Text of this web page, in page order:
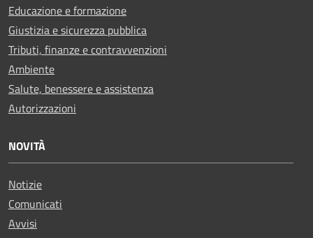
Educazione e formazione
Giustizia e sicurezza pubblica
Tributi, finanze e contravvenzioni
Ambiente
Salute, benessere e assistenza
Autorizzazioni
NOVITÀ
Notizie
Comunicati
Avvisi